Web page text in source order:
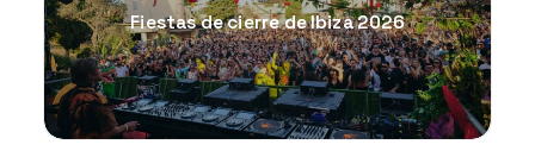
Fiestas de cierre de Ibiza 2026